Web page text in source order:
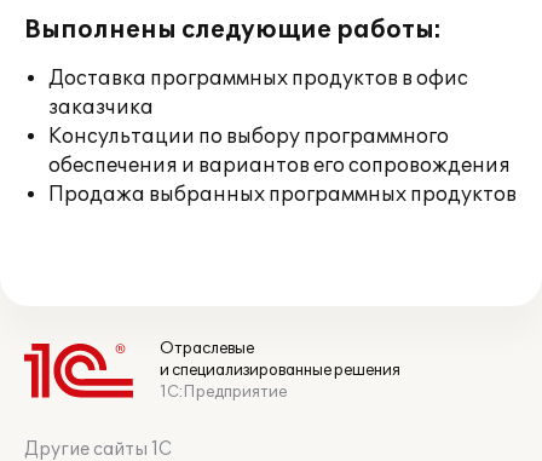
Выполнены следующие работы:
Доставка программных продуктов в офис
заказчика
Консультации по выбору программного
обеспечения и вариантов его сопровождения
Продажа выбранных программных продуктов
Отраслевые
и специализированные решения
1С:Предприятие
Другие сайты 1С